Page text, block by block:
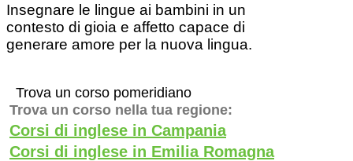
Insegnare le lingue ai bambini in un
contesto di gioia e affetto capace di
generare amore per la nuova lingua.
Trova un corso pomeridiano
Trova un corso nella tua regione:
Corsi di inglese in Campania
Corsi di inglese in Emilia Romagna